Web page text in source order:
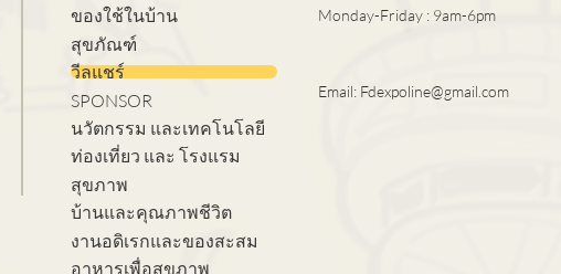
ของใช้ในบ้าน
สุขภัณฑ์
วีลแชร์
SPONSOR
นวัตกรรม และเทคโนโลยี
ท่องเที่ยว และ โรงแรม
สุขภาพ
บ้านและคุณภาพชีวิต
งานอดิเรกและของสะสม
อาหารเพื่อสุขภาพ
Monday-Friday : 9am-6pm
Email: Fdexpoline@gmail.com